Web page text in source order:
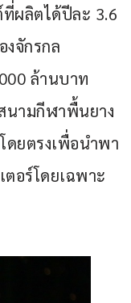
ผลิตได้ปีละ 3.6
งจักรกล
ล้านบาท
นามกีฬาพื้นยาง
ดยตรงเพื่อนำพา
อร์โดยเฉพาะ